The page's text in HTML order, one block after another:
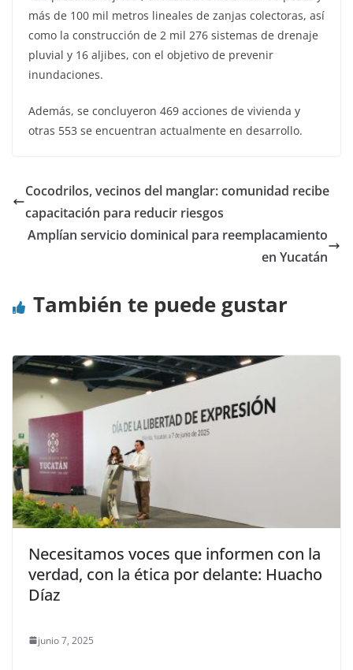
más de 100 mil metros lineales de zanjas colectoras, así
como la construcción de 2 mil 276 sistemas de drenaje
pluvial y 16 aljibes, con el objetivo de prevenir
inundaciones.
Además, se concluyeron 469 acciones de vivienda y
otras 553 se encuentran actualmente en desarrollo.
Cocodrilos, vecinos del manglar: comunidad recibe
capacitación para reducir riesgos
Amplían servicio dominical para reemplacamiento
en Yucatán
También te puede gustar
Necesitamos voces que informen con la
verdad, con la ética por delante: Huacho
Díaz
junio 7, 2025